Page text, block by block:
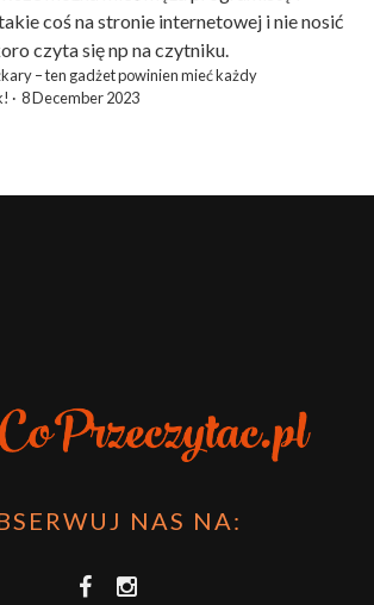
coś na stronie internetowej i nie nosić
czyta się np na czytniku.
– ten gadżet powinien mieć każdy
· 8 December 2023
NAS NA: